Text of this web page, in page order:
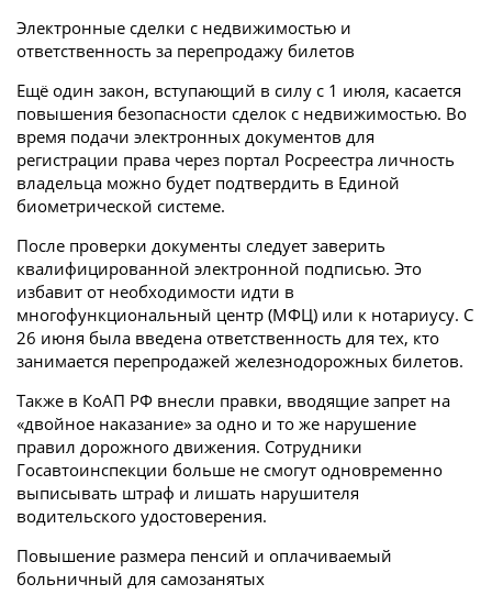
Электронные сделки с недвижимостью и
ответственность за перепродажу билетов
Ещё один закон, вступающий в силу с 1 июля, касается
повышения безопасности сделок с недвижимостью. Во
время подачи электронных документов для
регистрации права через портал Росреестра личность
владельца можно будет подтвердить в Единой
биометрической системе.
После проверки документы следует заверить
квалифицированной электронной подписью. Это
избавит от необходимости идти в
многофункциональный центр (МФЦ) или к нотариусу. С
26 июня была введена ответственность для тех, кто
занимается перепродажей железнодорожных билетов.
Также в КоАП РФ внесли правки, вводящие запрет на
«двойное наказание» за одно и то же нарушение
правил дорожного движения. Сотрудники
Госавтоинспекции больше не смогут одновременно
выписывать штраф и лишать нарушителя
водительского удостоверения.
Повышение размера пенсий и оплачиваемый
больничный для самозанятых